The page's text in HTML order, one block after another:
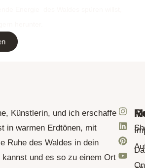
Künstlerin, und ich erschaffe
in warmen Erdtönen, mit
Ruhe des Waldes in dein
kannst und es so zu einem Ort